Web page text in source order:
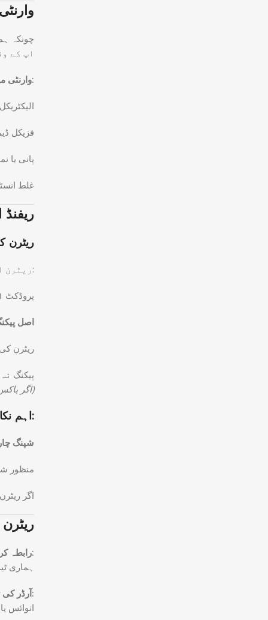
چونکہ
اپ کے
وارنٹی میں درج ذیل چیزیں شامل نہیں:
فزیکل
پانی یا
غلط
ریٹرن
ریٹرن اور ریفنڈ کی درخواست درج ذیل شرائط پر قابلِ قبول ہوگی:
پروڈکٹ
اصل
ریٹرن
پیکنگ
(اگر باکس خراب یا ریپیک کیا گیا ہو تو ریٹرن منظور نہیں کیا جائے گا)
اہم نکات:
شپنگ
منظور
اگر
رابطہ کریں:
ہماری
آرڈر کی تفصیلات فراہم کریں:
انوائس